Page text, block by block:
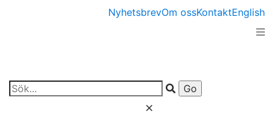
NyhetsbrevOm ossKontaktEnglish